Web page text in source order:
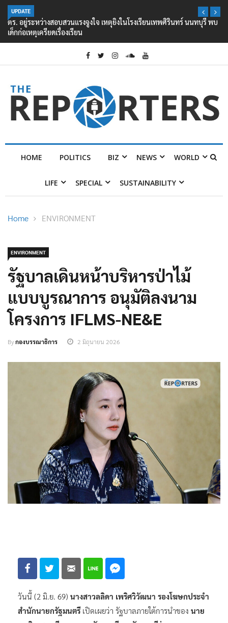
UPDATE
ตร. อยู่ระหว่างสอบสวนแรงจูงใจ เหตุยิงในโรงเรียนเทพศิรินทร์ นนทบุรี พบ
เด็กก่อเหตุเครียดเรื่องเรียน
HOME POLITICS BIZ NEWS WORLD
LIFE SPECIAL SUSTAINABILITY
Home ENVIRONMENT
ENVIRONMENT
รัฐบาลเดินหน้าบริหารป่าไม้
แบบบูรณาการ อนุมัติลงนาม
โครงการ IFLMS-NE&E
Byกองบรรณาธิการ 2 มิถุนายน 2026
วันนี้ (2 มิ.ย. 69) นางสาวลลิดา เพริศวิวัฒนา รองโฆษกประจำ
สำนักนายกรัฐมนตรี เปิดเผยว่า รัฐบาลภายใต้การนำของ นาย